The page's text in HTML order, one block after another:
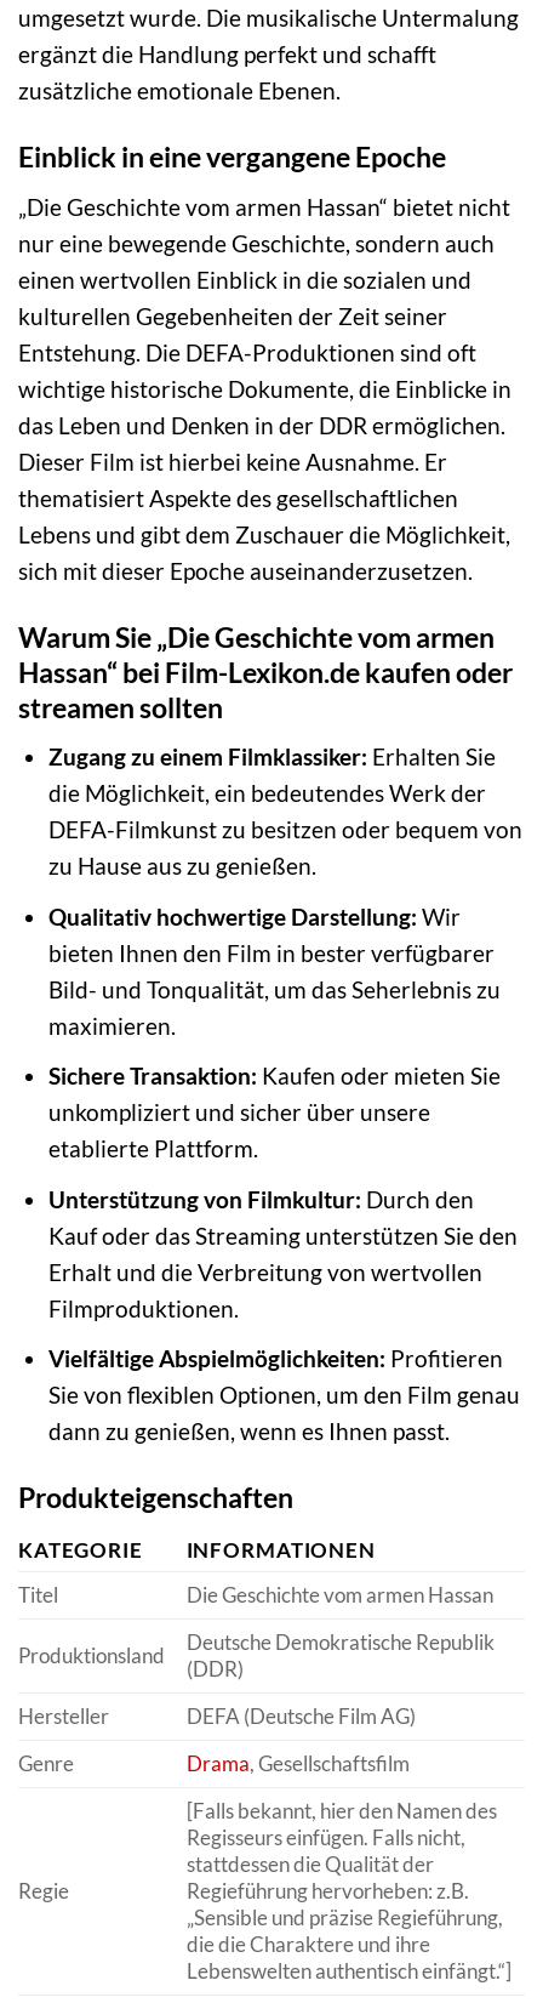
umgesetzt wurde. Die musikalische Untermalung
ergänzt die Handlung perfekt und schafft
zusätzliche emotionale Ebenen.
Einblick in eine vergangene Epoche
„Die Geschichte vom armen Hassan“ bietet nicht
nur eine bewegende Geschichte, sondern auch
einen wertvollen Einblick in die sozialen und
kulturellen Gegebenheiten der Zeit seiner
Entstehung. Die DEFA-Produktionen sind oft
wichtige historische Dokumente, die Einblicke in
das Leben und Denken in der DDR ermöglichen.
Dieser Film ist hierbei keine Ausnahme. Er
thematisiert Aspekte des gesellschaftlichen
Lebens und gibt dem Zuschauer die Möglichkeit,
sich mit dieser Epoche auseinanderzusetzen.
Warum Sie „Die Geschichte vom armen
Hassan“ bei Film-Lexikon.de kaufen oder
streamen sollten
Zugang zu einem Filmklassiker: Erhalten Sie
die Möglichkeit, ein bedeutendes Werk der
DEFA-Filmkunst zu besitzen oder bequem von
zu Hause aus zu genießen.
Qualitativ hochwertige Darstellung: Wir
bieten Ihnen den Film in bester verfügbarer
Bild- und Tonqualität, um das Seherlebnis zu
maximieren.
Sichere Transaktion: Kaufen oder mieten Sie
unkompliziert und sicher über unsere
etablierte Plattform.
Unterstützung von Filmkultur: Durch den
Kauf oder das Streaming unterstützen Sie den
Erhalt und die Verbreitung von wertvollen
Filmproduktionen.
Vielfältige Abspielmöglichkeiten: Profitieren
Sie von flexiblen Optionen, um den Film genau
dann zu genießen, wenn es Ihnen passt.
Produkteigenschaften
KATEGORIE
INFORMATIONEN
Titel
Die Geschichte vom armen Hassan
Produktionsland
Deutsche Demokratische Republik
(DDR)
Hersteller
DEFA (Deutsche Film AG)
Genre
Drama, Gesellschaftsfilm
Regie
[Falls bekannt, hier den Namen des
Regisseurs einfügen. Falls nicht,
stattdessen die Qualität der
Regieführung hervorheben: z.B.
„Sensible und präzise Regieführung,
die die Charaktere und ihre
Lebenswelten authentisch einfängt.“]